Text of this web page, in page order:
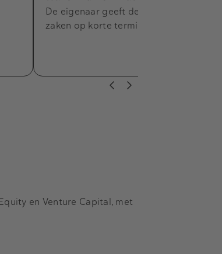
De eigenaar geeft de hoop op dat de
zaken op korte termijn hervat worden.
en Venture Capital, met